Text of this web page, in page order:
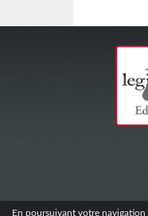
En poursuivant votre navigation